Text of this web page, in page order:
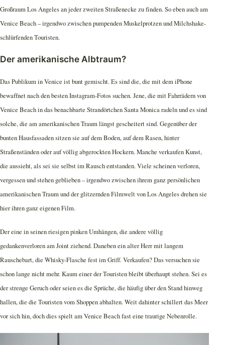
Großraum Los Angeles an jeder zweiten Straßenecke zu finden. So eben auch am
Venice Beach – irgendwo zwischen pumpenden Muskelprotzen und Milchshake-
schlürfenden Touristen.
Der amerikanische Albtraum?
Das Publikum in Venice ist bunt gemischt. Es sind die, die mit dem iPhone
bewaffnet nach den besten Instagram-Fotos suchen. Jene, die mit Fahrrädern von
Venice Beach in das benachbarte Strandörtchen Santa Monica radeln und es sind
solche, die am amerikanischen Traum längst gescheitert sind. Gegenüber der
bunten Hausfassaden sitzen sie auf dem Boden, auf dem Rasen, hinter
Straßenständen oder auf völlig abgerockten Hockern. Manche verkaufen Kunst,
die aussieht, als sei sie selbst im Rausch entstanden. Viele scheinen verloren,
vergessen und stehen geblieben – irgendwo zwischen ihrem ganz persönlichen
amerikanischen Traum und der glitzernden Filmwelt von Los Angeles drehen sie
hier ihren ganz eigenen Film.
Der eine in seinen riesigen pinken Umhängen, die andere völlig
gedankenverloren am Joint ziehend. Daneben ein alter Herr mit langem
Rauschebart, die Whisky-Flasche fest im Griff. Verkaufen? Das versuchen sie
schon lange nicht mehr. Kaum einer der Touristen bleibt überhaupt stehen. Sei es
der strenge Geruch oder seien es die Sprüche, die häufig über den Stand hinweg
hallen, die die Touristen vom Shoppen abhalten. Weit dahinter schillert das Meer
vor sich hin, doch dies spielt am Venice Beach fast eine traurige Nebenrolle.